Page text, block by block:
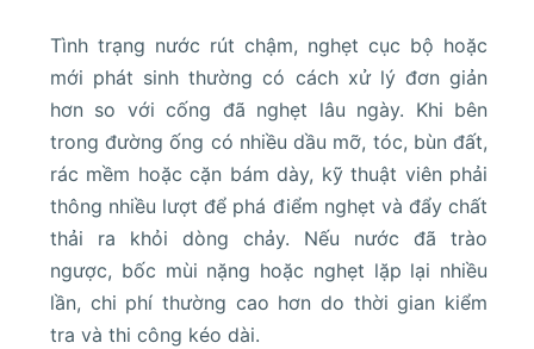
Tình trạng nước rút chậm, nghẹt cục bộ hoặc
mới phát sinh thường có cách xử lý đơn giản
hơn so với cống đã nghẹt lâu ngày. Khi bên
trong đường ống có nhiều dầu mỡ, tóc, bùn đất,
rác mềm hoặc cặn bám dày, kỹ thuật viên phải
thông nhiều lượt để phá điểm nghẹt và đẩy chất
thải ra khỏi dòng chảy. Nếu nước đã trào
ngược, bốc mùi nặng hoặc nghẹt lặp lại nhiều
lần, chi phí thường cao hơn do thời gian kiểm
tra và thi công kéo dài.